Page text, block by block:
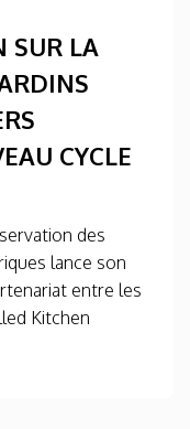
SUR LA
CYCLE
des
lance son
entre les
Kitchen